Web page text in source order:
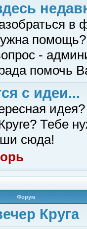
в
помощь?
-
помочь
с идеи...
Тебе
сюда!
Форум
Круга